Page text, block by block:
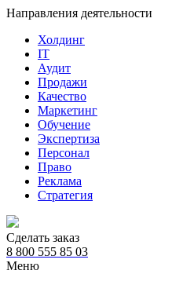
Направления деятельности
Холдинг
IT
Аудит
Продажи
Качество
Маркетинг
Обучение
Экспертиза
Персонал
Право
Реклама
Стратегия
Сделать заказ
8 800 555 85 03
Меню